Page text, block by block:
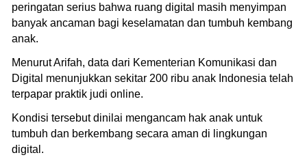
peringatan serius bahwa ruang digital masih menyimpan
banyak ancaman bagi keselamatan dan tumbuh kembang
anak.
Menurut Arifah, data dari Kementerian Komunikasi dan
Digital menunjukkan sekitar 200 ribu anak Indonesia telah
terpapar praktik judi online.
Kondisi tersebut dinilai mengancam hak anak untuk
tumbuh dan berkembang secara aman di lingkungan
digital.